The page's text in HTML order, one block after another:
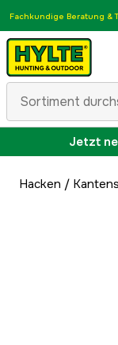
Fachkundige Beratung &
Jetzt
Hacken /